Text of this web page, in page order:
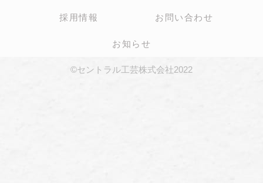
採用情報 お問い合わせ
お知らせ
©セントラル工芸株式会社2022